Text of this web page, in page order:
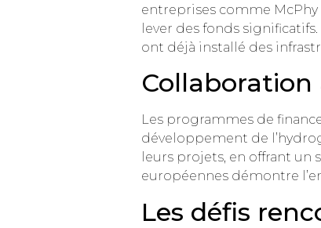
entreprises comme McPhy
lever des fonds
ont déjà installé des
Collaboration
Les programmes de
développement de
leurs projets, en offrant un
européennes démontre
Les défis